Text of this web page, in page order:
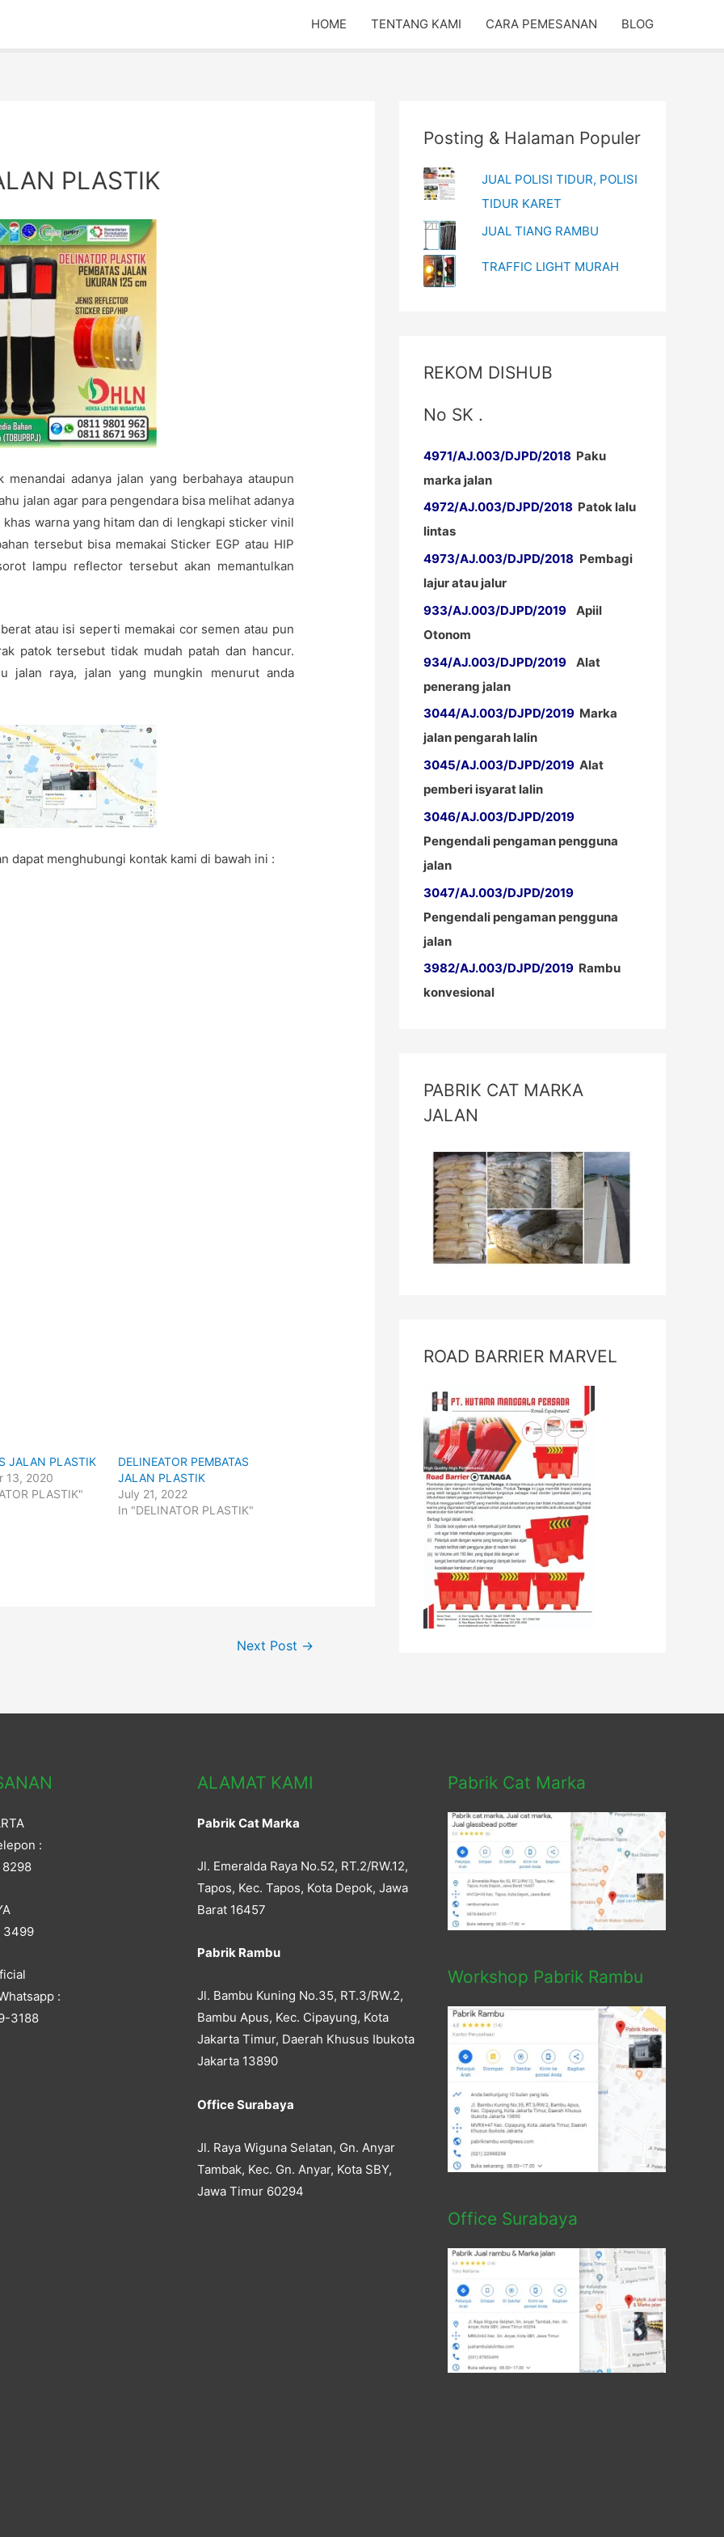
HOME TENTANG KAMI CARA PEMESANAN BLOG
PLASTIK
adanya jalan yang berbahaya ataupun
jalan agar para pengendara bisa melihat adanya
warna yang hitam dan di lengkapi sticker vinil
tersebut bisa memakai Sticker EGP atau HIP
lampu reflector tersebut akan memantulkan
atau isi seperti memakai cor semen atau pun
patok tersebut tidak mudah patah dan hancur.
jalan raya, jalan yang mungkin menurut anda
dapat menghubungi kontak kami di bawah ini :
JALAN PLASTIK
13, 2020
PLASTIK"
DELINEATOR PEMBATAS
JALAN PLASTIK
July 21, 2022
In "DELINATOR PLASTIK"
Next Post →
Posting & Halaman Populer
JUAL POLISI TIDUR, POLISI
TIDUR KARET
JUAL TIANG RAMBU
TRAFFIC LIGHT MURAH
REKOM DISHUB
No SK .
4971/AJ.003/DJPD/2018 Paku
marka jalan
4972/AJ.003/DJPD/2018 Patok lalu
lintas
4973/AJ.003/DJPD/2018 Pembagi
lajur atau jalur
933/AJ.003/DJPD/2019 Apiil
Otonom
934/AJ.003/DJPD/2019 Alat
penerang jalan
3044/AJ.003/DJPD/2019 Marka
jalan pengarah lalin
3045/AJ.003/DJPD/2019 Alat
pemberi isyarat lalin
3046/AJ.003/DJPD/2019
Pengendali pengaman pengguna
jalan
3047/AJ.003/DJPD/2019
Pengendali pengaman pengguna
jalan
3982/AJ.003/DJPD/2019 Rambu
konvesional
PABRIK CAT MARKA
JALAN
ROAD BARRIER MARVEL
:
8298
3499
:
3188
ALAMAT KAMI
Pabrik Cat Marka
Jl. Emeralda Raya No.52, RT.2/RW.12,
Tapos, Kec. Tapos, Kota Depok, Jawa
Barat 16457
Pabrik Rambu
Jl. Bambu Kuning No.35, RT.3/RW.2,
Bambu Apus, Kec. Cipayung, Kota
Jakarta Timur, Daerah Khusus Ibukota
Jakarta 13890
Office Surabaya
Jl. Raya Wiguna Selatan, Gn. Anyar
Tambak, Kec. Gn. Anyar, Kota SBY,
Jawa Timur 60294
Pabrik Cat Marka
Workshop Pabrik Rambu
Office Surabaya